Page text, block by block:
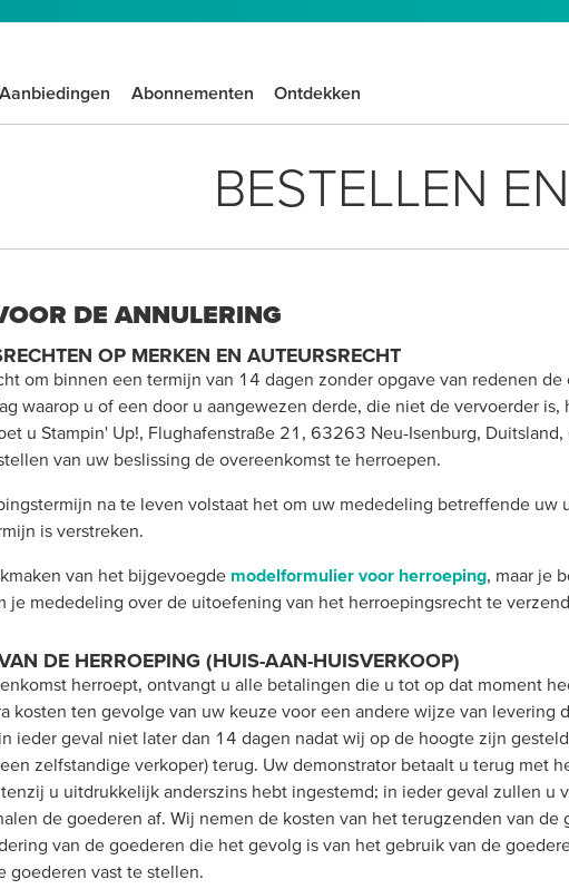
Aanbiedingen Abonnementen Ontdekken
BESTELLEN
DE ANNULERING
OP MERKEN EN AUTEURSRECHT
om binnen een termijn van 14 dagen zonder opgave van redenen
waarop u of een door u aangewezen derde, die niet de vervoerder
u Stampin' Up!, Flughafenstraße 21, 63263 Neu-Isenburg,
van uw beslissing de overeenkomst te herroepen.
na te leven volstaat het om uw mededeling betreffende
is verstreken.
van het bijgevoegde modelformulier voor herroeping, maar je
je mededeling over de uitoefening van het herroepingsrecht te
DE HERROEPING (HUIS-AAN-HUISVERKOOP)
herroept, ontvangt u alle betalingen die u tot op dat moment
kosten ten gevolge van uw keuze voor een andere wijze van levering
ieder geval niet later dan 14 dagen nadat wij op de hoogte zijn
zelfstandige verkoper) terug. Uw demonstrator betaalt u terug met
u uitdrukkelijk anderszins hebt ingestemd; in ieder geval zullen
de goederen af. Wij nemen de kosten van het terugzenden van
van de goederen die het gevolg is van het gebruik van de
goederen vast te stellen.